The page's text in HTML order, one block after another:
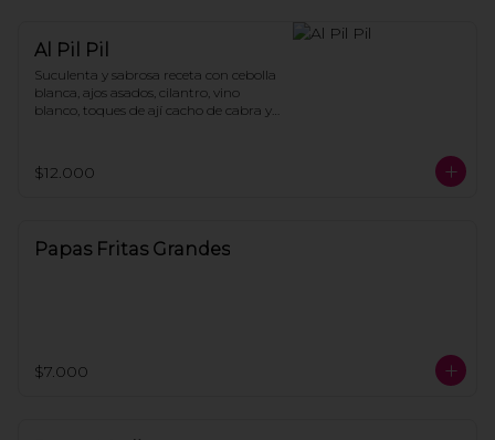
Al Pil Pil
Suculenta y sabrosa receta con cebolla
blanca, ajos asados, cilantro, vino
blanco, toques de ají cacho de cabra y
$12.000
Papas Fritas Grandes
$7.000